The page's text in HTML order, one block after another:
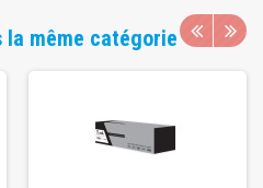
même catégorie